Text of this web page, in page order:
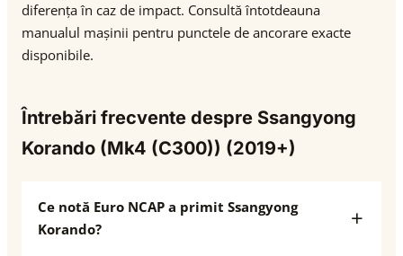
diferența în caz de impact. Consultă întotdeauna
manualul mașinii pentru punctele de ancorare exacte
disponibile.
Întrebări frecvente despre Ssangyong
Korando (Mk4 (C300)) (2019+)
Ce notă Euro NCAP a primit Ssangyong
Korando?